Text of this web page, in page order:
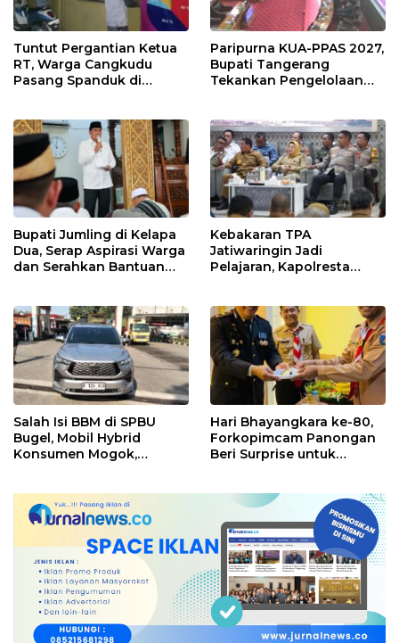
Tuntut Pergantian Ketua
RT, Warga Cangkudu
Pasang Spanduk di
Paripurna KUA-PPAS 2027,
Bupati Tangerang
Tekankan Pengelolaan
Bupati Jumling di Kelapa
Dua, Serap Aspirasi Warga
dan Serahkan Bantuan
Kebakaran TPA
Jatiwaringin Jadi
Pelajaran, Kapolresta
Ditingkatkan
Salah Isi BBM di SPBU
Bugel, Mobil Hybrid
Konsumen Mogok,
Hari Bhayangkara ke-80,
Forkopimcam Panongan
Beri Surprise untuk